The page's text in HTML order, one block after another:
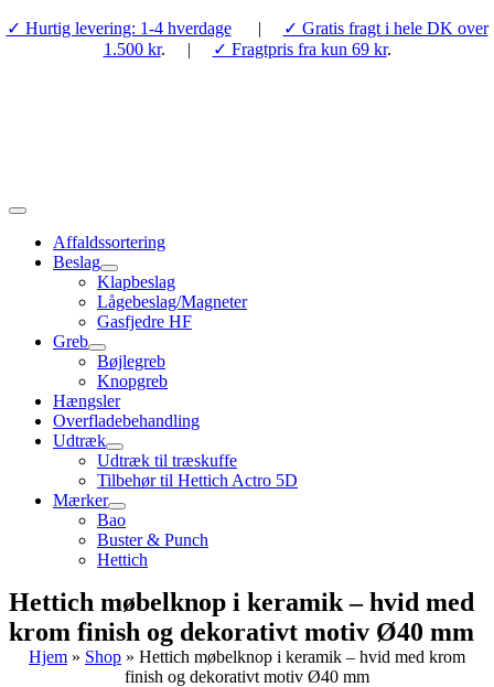
Skip
✓ Hurtig levering: 1-4 hverdage|
✓ Gratis fragt i hele DK over
1.500 kr. | ✓ Fragtpris fra kun 69 kr.
Toggle
NavigationAffaldssortering
Beslag
Klapbeslag
Lågebeslag/Magneter
Gasfjedre HF
Greb
Bøjlegreb
Knopgreb
Hængsler
Overfladebehandling
Udtræk
Udtræk til træskuffe
Tilbehør til Hettich Actro 5D
Mærker
Bao
Buster & Punch
Hettich
Hettich møbelknop i keramik – hvid med
krom finish og dekorativt motiv Ø40 mm
Hjem » Shop » Hettich møbelknop i keramik – hvid med krom
finish og dekorativt motiv Ø40 mm